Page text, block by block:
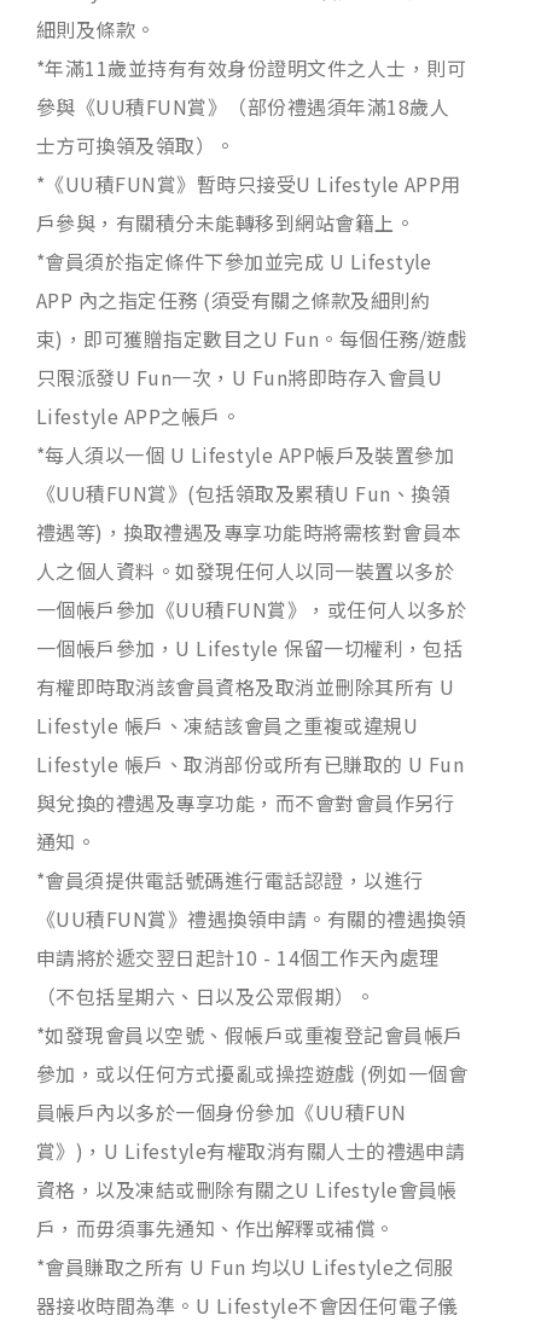
細則及條款。
*年滿11歲並持有有效身份證明文件之人士，則可
參與《UU積FUN賞》（部份禮遇須年滿18歲人
士方可換領及領取）。
*《UU積FUN賞》暫時只接受U Lifestyle APP用
戶參與，有關積分未能轉移到網站會籍上。
*會員須於指定條件下參加並完成 U Lifestyle
APP 內之指定任務 (須受有關之條款及細則約
束)，即可獲贈指定數目之U Fun。每個任務/遊戲
只限派發U Fun一次，U Fun將即時存入會員U
Lifestyle APP之帳戶。
*每人須以一個 U Lifestyle APP帳戶及裝置參加
《UU積FUN賞》(包括領取及累積U Fun、換領
禮遇等)，換取禮遇及專享功能時將需核對會員本
人之個人資料。如發現任何人以同一裝置以多於
一個帳戶參加《UU積FUN賞》，或任何人以多於
一個帳戶參加，U Lifestyle 保留一切權利，包括
有權即時取消該會員資格及取消並刪除其所有 U
Lifestyle 帳戶、凍結該會員之重複或違規U
Lifestyle 帳戶、取消部份或所有已賺取的 U Fun
與兌換的禮遇及專享功能，而不會對會員作另行
通知。
*會員須提供電話號碼進行電話認證，以進行
《UU積FUN賞》禮遇換領申請。有關的禮遇換領
申請將於遞交翌日起計10 - 14個工作天內處理
（不包括星期六、日以及公眾假期）。
*如發現會員以空號、假帳戶或重複登記會員帳戶
參加，或以任何方式擾亂或操控遊戲 (例如一個會
員帳戶內以多於一個身份參加《UU積FUN
賞》)，U Lifestyle有權取消有關人士的禮遇申請
資格，以及凍結或刪除有關之U Lifestyle會員帳
戶，而毋須事先通知、作出解釋或補償。
*會員賺取之所有 U Fun 均以U Lifestyle之伺服
器接收時間為準。U Lifestyle不會因任何電子儀